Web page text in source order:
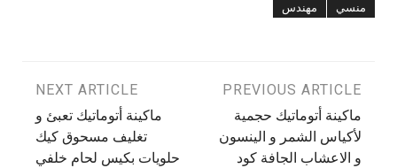
منسي
مهندس
تصفّح
المقالات
PREVIOUS ARTICLE
‫ماكينة أتوماتيك حجمية
لأكياس الشمر و الينسون
و الاعشاب الجافة كود
NEXT ARTICLE
‫ماكينة أتوماتيك تعبئ و
تغليف مسحوق كيك
حلويات بكيس لحام خلفي